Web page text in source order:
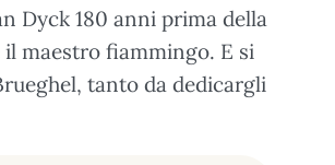
Dyck 180 anni prima della
maestro fiammingo. E si
tanto da dedicargli